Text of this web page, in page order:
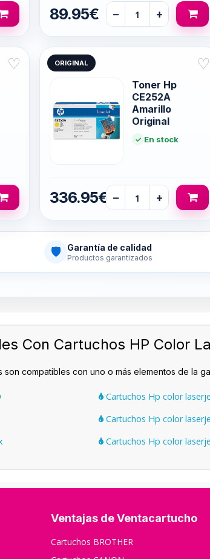
89.95€ − +
♡ ORIGINAL ♡
Toner Hp
CE252A
Amarillo
Original
En stock
336.95€ − +
🛡 Garantía de calidad
Productos garantizados
Con Cartuchos HP Color
compatibles con uno o más elementos de la
Cartuchos Hp color
Cartuchos Hp color
Cartuchos Hp color
Ventajas de Ventacartucho
Cartuchos BROTHER